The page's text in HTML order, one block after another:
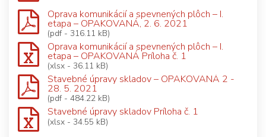
Oprava komunikácií a spevnených plôch – I.
etapa – OPAKOVANÁ, 2. 6. 2021
(pdf - 316.11 kB)
Oprava komunikácií a spevnených plôch – I.
etapa – OPAKOVANÁ Príloha č. 1
(xlsx - 36.11 kB)
Stavebné úpravy skladov – OPAKOVANÁ 2 -
28. 5. 2021
(pdf - 484.22 kB)
Stavebné úpravy skladov Príloha č. 1
(xlsx - 34.55 kB)